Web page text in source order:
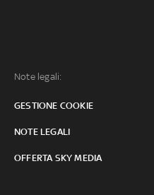
Note legali:
GESTIONE COOKIE
NOTE LEGALI
OFFERTA SKY MEDIA